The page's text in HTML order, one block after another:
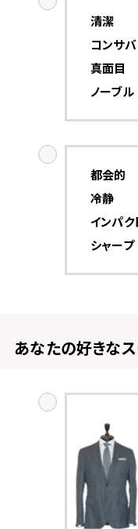
清潔
コンサバ
真面目
ノーブル
都会的
冷静
インパク
シャープ
あなたの好きな